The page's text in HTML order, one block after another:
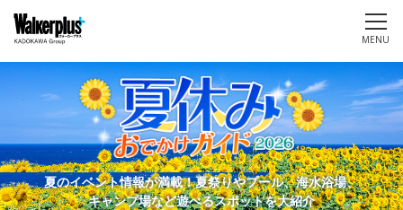
MENU
夏のイベント情報が満載！夏祭りやプール、海水浴場、
キャンプ場など遊べるスポットを大紹介